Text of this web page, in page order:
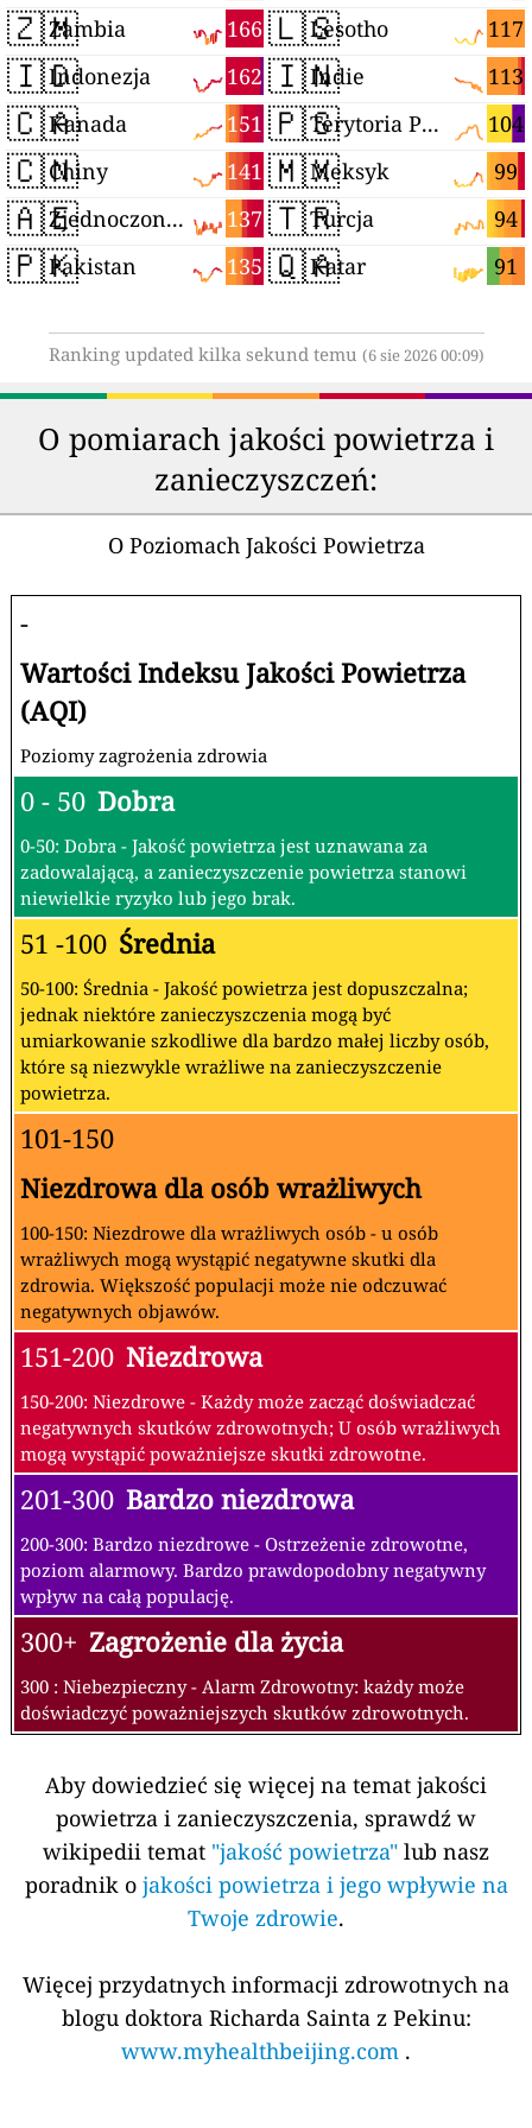
🇿🇲 166
Zambia
🇮🇩 162
Indonezja
🇨🇦 151
Kanada
🇨🇳 141
Chiny
🇦🇪 137
Zjednoczone Emiraty Arabskie
🇵🇰 135
Pakistan
🇱🇸 117
Lesotho
🇮🇳 113
Indie
🇵🇸 104
Terytoria Palestyńskie
🇲🇽 99
Meksyk
🇹🇷 94
Turcja
🇶🇦 91
Katar
Ranking updated kilka sekund temu (6 sie 2026 00:09)
O pomiarach jakości powietrza i
zanieczyszczeń:
O Poziomach Jakości Powietrza
-
Wartości Indeksu Jakości Powietrza
(AQI)
Poziomy zagrożenia zdrowia
0 - 50 Dobra
0-50: Dobra - Jakość powietrza jest uznawana za
zadowalającą, a zanieczyszczenie powietrza stanowi
niewielkie ryzyko lub jego brak.
51 -100 Średnia
50-100: Średnia - Jakość powietrza jest dopuszczalna;
jednak niektóre zanieczyszczenia mogą być
umiarkowanie szkodliwe dla bardzo małej liczby osób,
które są niezwykle wrażliwe na zanieczyszczenie
powietrza.
101-150
Niezdrowa dla osób wrażliwych
100-150: Niezdrowe dla wrażliwych osób - u osób
wrażliwych mogą wystąpić negatywne skutki dla
zdrowia. Większość populacji może nie odczuwać
negatywnych objawów.
151-200 Niezdrowa
150-200: Niezdrowe - Każdy może zacząć doświadczać
negatywnych skutków zdrowotnych; U osób wrażliwych
mogą wystąpić poważniejsze skutki zdrowotne.
201-300 Bardzo niezdrowa
200-300: Bardzo niezdrowe - Ostrzeżenie zdrowotne,
poziom alarmowy. Bardzo prawdopodobny negatywny
wpływ na całą populację.
300+ Zagrożenie dla życia
300 : Niebezpieczny - Alarm Zdrowotny: każdy może
doświadczyć poważniejszych skutków zdrowotnych.
Aby dowiedzieć się więcej na temat jakości
powietrza i zanieczyszczenia, sprawdź w
wikipedii temat "jakość powietrza" lub nasz
poradnik o jakości powietrza i jego wpływie na
Twoje zdrowie.
Więcej przydatnych informacji zdrowotnych na
blogu doktora Richarda Sainta z Pekinu:
www.myhealthbeijing.com .